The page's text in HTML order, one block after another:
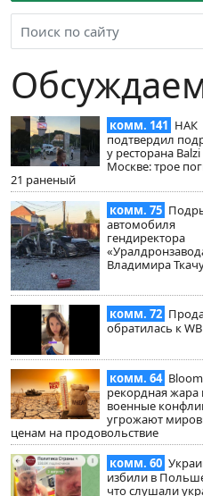
комм. 141 НАК
подтвердил
у ресторана Balzi
Москве: трое
21 раненый
комм. 75
автомобиля
гендиректора
Владимира
комм. 72
обратилась к WB
комм. 64
рекордная жара
военные
угрожают
ценам на продовольствие
комм. 60
избили в
что слушали